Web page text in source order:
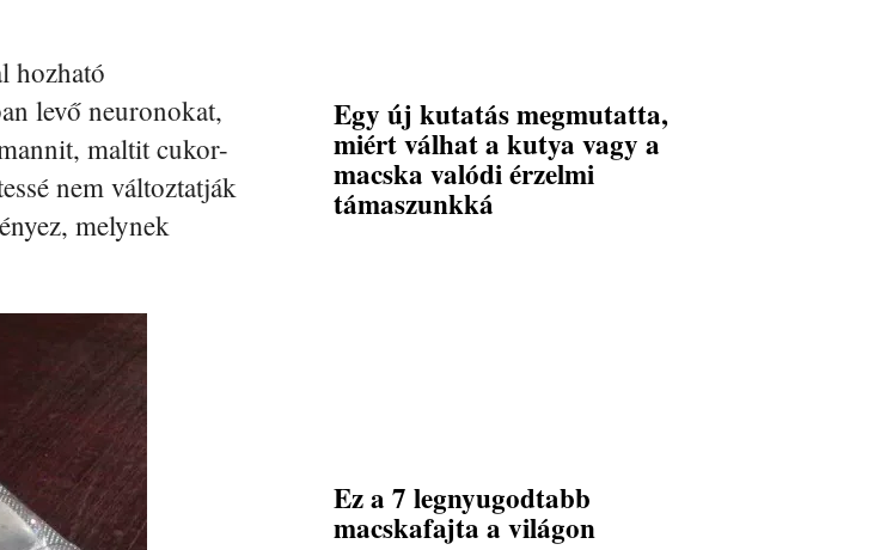
hozható
levő neuronokat,
maltit cukor-
nem változtatják
melynek
Egy új kutatás megmutatta,
miért válhat a kutya vagy a
macska valódi érzelmi
támaszunkká
Ez a 7 legnyugodtabb
macskafajta a világon